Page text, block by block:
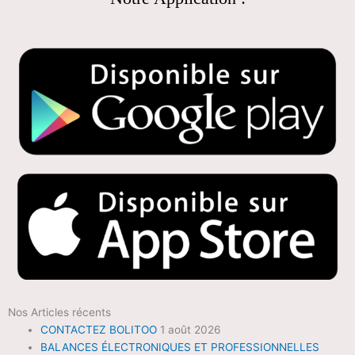
Nos Articles récents
CONTACTEZ BOLITOO 1 août 2026
BALANCES ÉLECTRONIQUES ET PROFESSIONNELLES